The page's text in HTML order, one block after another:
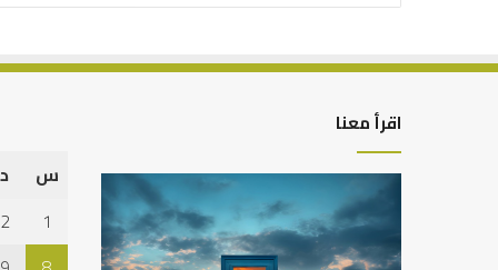
اقرأ معنا
التوازن
عمل
الدنيا
كيف
العبادات
شخصية
س
د
1
2